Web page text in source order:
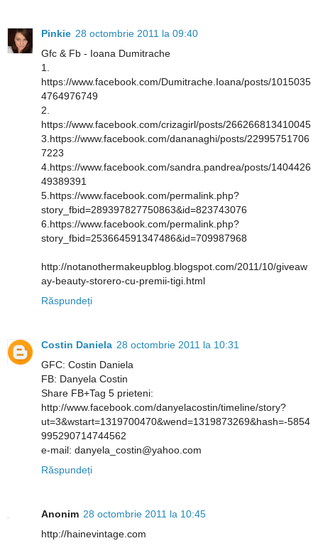
Pinkie 28 octombrie 2011 la 09:40
Gfc & Fb - Ioana Dumitrache
1.
https://www.facebook.com/Dumitrache.Ioana/posts/1015035
4764976749
2.
https://www.facebook.com/crizagirl/posts/266266813410045
3.https://www.facebook.com/dananaghi/posts/22995751706
7223
4.https://www.facebook.com/sandra.pandrea/posts/1404426
49389391
5.https://www.facebook.com/permalink.php?
story_fbid=289397827750863&id=823743076
6.https://www.facebook.com/permalink.php?
story_fbid=253664591347486&id=709987968
http://notanothermakeupblog.blogspot.com/2011/10/giveaw
ay-beauty-storero-cu-premii-tigi.html
Răspundeți
Costin Daniela 28 octombrie 2011 la 10:31
GFC: Costin Daniela
FB: Danyela Costin
Share FB+Tag 5 prieteni:
http://www.facebook.com/danyelacostin/timeline/story?
ut=3&wstart=1319700470&wend=1319873269&hash=-5854
995290714744562
e-mail: danyela_costin@yahoo.com
Răspundeți
Anonim 28 octombrie 2011 la 10:45
http://hainevintage.com